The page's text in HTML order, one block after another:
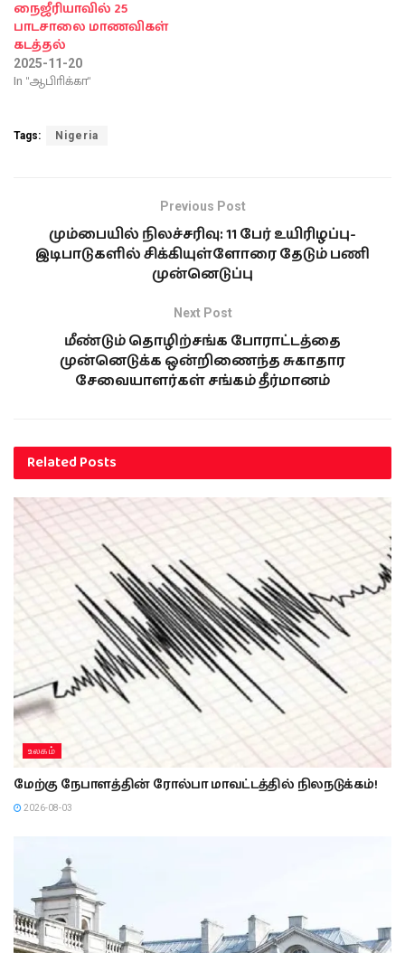
நைஜீரியாவில் 25
பாடசாலை மாணவிகள்
கடத்தல்
2025-11-20
In "ஆபிாிக்கா"
Tags: Nigeria
Previous Post
மும்பையில் நிலச்சரிவு: 11 பேர் உயிரிழப்பு-
இடிபாடுகளில் சிக்கியுள்ளோரை தேடும் பணி
முன்னெடுப்பு
Next Post
மீண்டும் தொழிற்சங்க போராட்டத்தை
முன்னெடுக்க ஒன்றிணைந்த சுகாதார
சேவையாளர்கள் சங்கம் தீர்மானம்
RelatedPosts
உலகம்
மேற்கு நேபாளத்தின் ரோல்பா மாவட்டத்தில் நிலநடுக்கம்!
2026-08-03